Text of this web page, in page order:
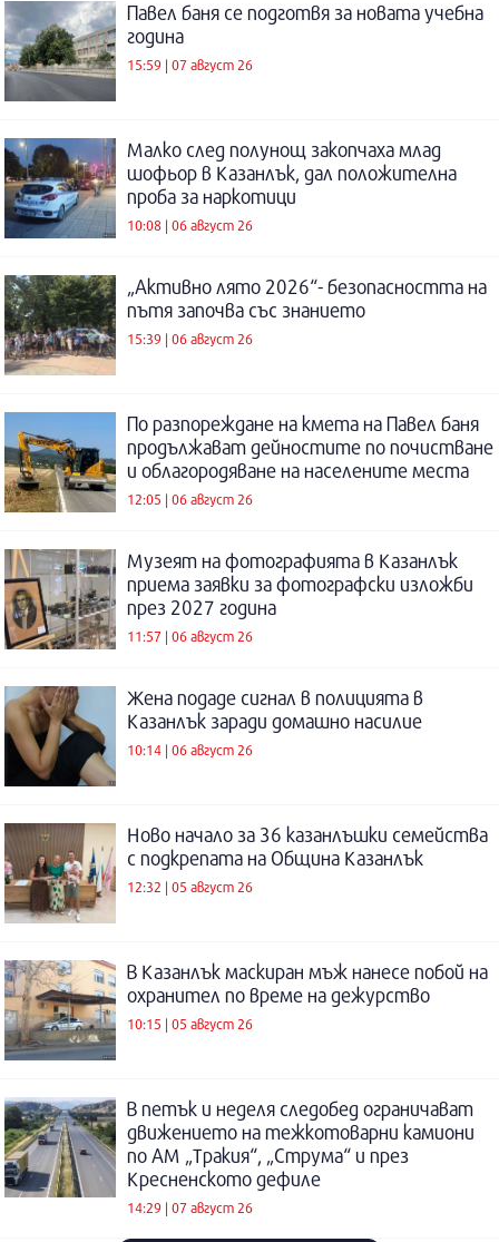
Павел баня се подготвя за новата учебна
година
15:59 | 07 август 26
Малко след полунощ закопчаха млад
шофьор в Казанлък, дал положителна
проба за наркотици
10:08 | 06 август 26
„Активно лято 2026“- безопасността на
пътя започва със знанието
15:39 | 06 август 26
По разпореждане на кмета на Павел баня
продължават дейностите по почистване
и облагородяване на населените места
12:05 | 06 август 26
Музеят на фотографията в Казанлък
приема заявки за фотографски изложби
през 2027 година
11:57 | 06 август 26
Жена подаде сигнал в полицията в
Казанлък заради домашно насилие
10:14 | 06 август 26
Ново начало за 36 казанлъшки семейства
с подкрепата на Община Казанлък
12:32 | 05 август 26
В Казанлък маскиран мъж нанесе побой на
охранител по време на дежурство
10:15 | 05 август 26
В петък и неделя следобед ограничават
движението на тежкотоварни камиони
по АМ „Тракия“, „Струма“ и през
Кресненското дефиле
14:29 | 07 август 26